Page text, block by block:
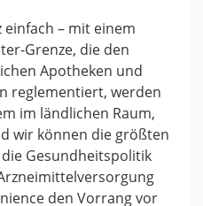
einfach – mit einem
Grenze, die den
Apotheken und
reglementiert, werden
im ländlichen Raum,
wir können die größten
die Gesundheitspolitik
den Vorrang vor